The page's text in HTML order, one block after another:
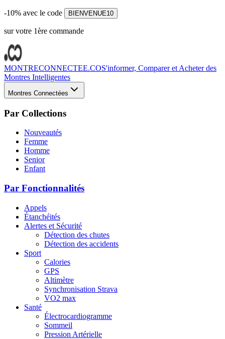
-10% avec le code BIENVENUE10
sur votre 1ère commande
MONTRECONNECTEE.COS'informer, Comparer et Acheter des
Montres Intelligentes
Montres Connectées
Par Collections
Nouveautés
Femme
Homme
Senior
Enfant
Par Fonctionnalités
Appels
Étanchéités
Alertes et Sécurité
Détection des chutes
Détection des accidents
Sport
Calories
GPS
Altimètre
Synchronisation Strava
VO2 max
Santé
Électrocardiogramme
Sommeil
Pression Artérielle